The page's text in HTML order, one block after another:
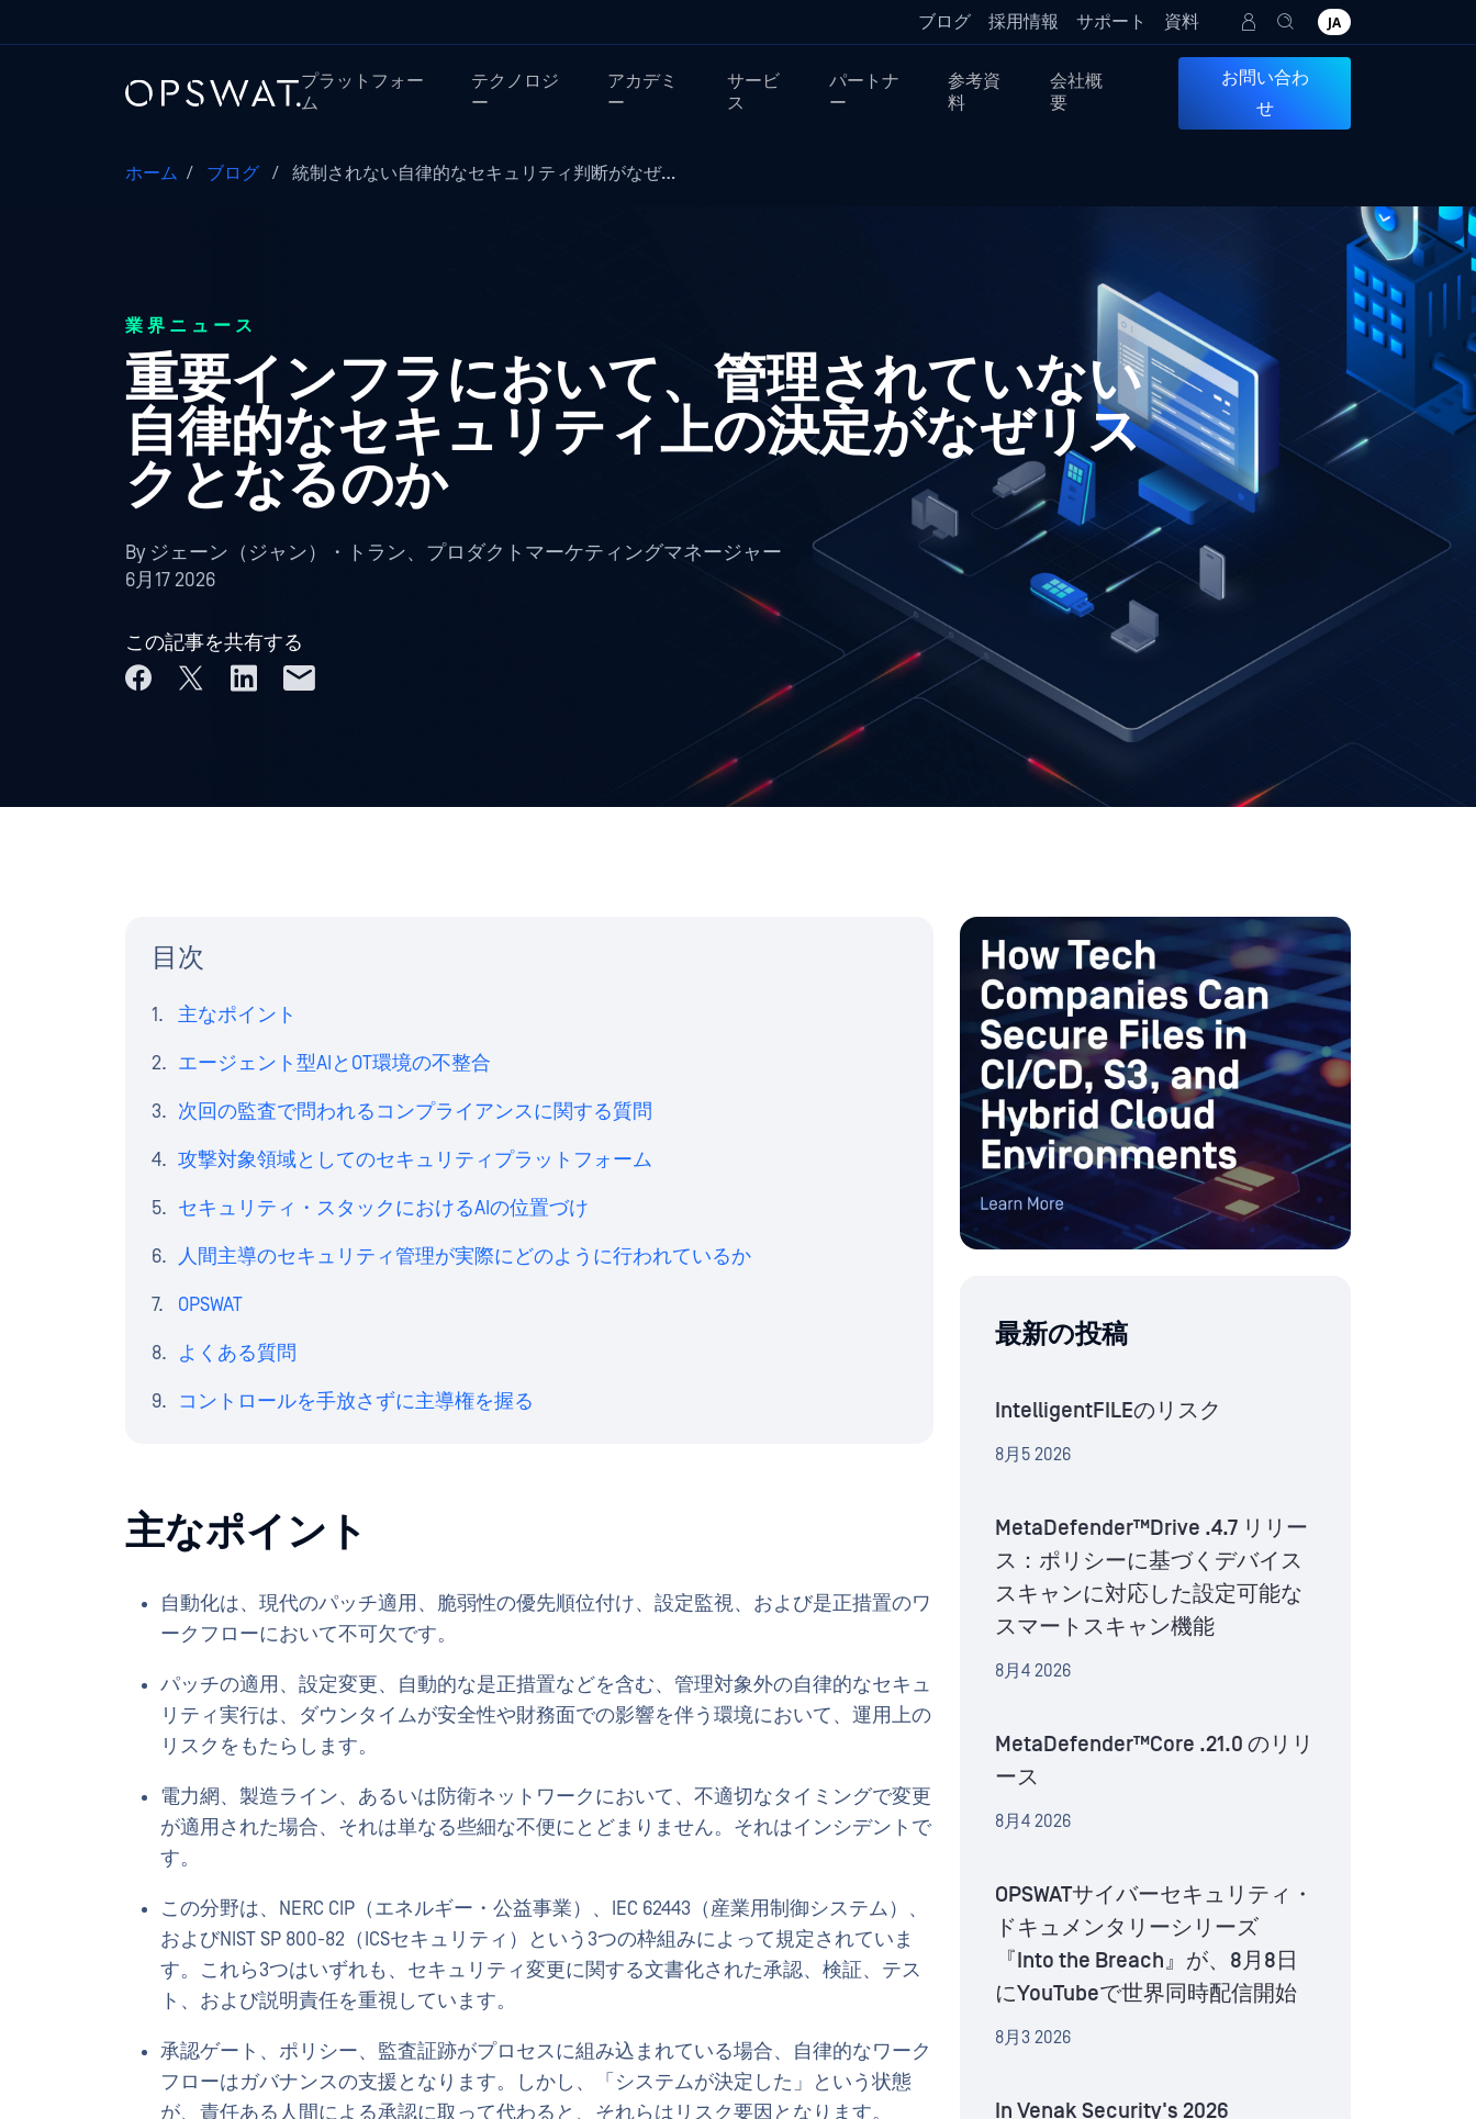
ブログ 採用情報 サポート 資料 JA
プラットフォー
ム
テクノロジ
ー
アカデミ
ー
サービ
ス
パートナ
ー
参考資
料
会社概
要
お問い合わ
せ
ホーム / ブログ / 統制されない自律的なセキュリティ判断がなぜ…
業界ニュース
重要インフラにおいて、管理されていない
自律的なセキュリティ上の決定がなぜリス
クとなるのか
By ジェーン（ジャン）・トラン、プロダクトマーケティングマネージャー
6月17 2026
この記事を共有する
目次
主なポイント
エージェント型AIとOT環境の不整合
次回の監査で問われるコンプライアンスに関する質問
攻撃対象領域としてのセキュリティプラットフォーム
セキュリティ・スタックにおけるAIの位置づけ
人間主導のセキュリティ管理が実際にどのように行われているか
OPSWAT
よくある質問
コントロールを手放さずに主導権を握る
主なポイント
自動化は、現代のパッチ適用、脆弱性の優先順位付け、設定監視、および是正措置のワ
ークフローにおいて不可欠です。
パッチの適用、設定変更、自動的な是正措置などを含む、管理対象外の自律的なセキュ
リティ実行は、ダウンタイムが安全性や財務面での影響を伴う環境において、運用上の
リスクをもたらします。
電力網、製造ライン、あるいは防衛ネットワークにおいて、不適切なタイミングで変更
が適用された場合、それは単なる些細な不便にとどまりません。それはインシデントで
す。
この分野は、NERC CIP（エネルギー・公益事業）、IEC 62443（産業用制御システム）、
およびNIST SP 800-82（ICSセキュリティ）という3つの枠組みによって規定されていま
す。これら3つはいずれも、セキュリティ変更に関する文書化された承認、検証、テス
ト、および説明責任を重視しています。
承認ゲート、ポリシー、監査証跡がプロセスに組み込まれている場合、自律的なワーク
フローはガバナンスの支援となります。しかし、「システムが決定した」という状態
が、責任ある人間による承認に取って代わると、それらはリスク要因となります。
最新の投稿
IntelligentFILEのリスク
8月5 2026
MetaDefender™Drive .4.7 リリー
ス：ポリシーに基づくデバイス
スキャンに対応した設定可能な
スマートスキャン機能
8月4 2026
MetaDefender™Core .21.0 のリリ
ース
8月4 2026
OPSWATサイバーセキュリティ・
ドキュメンタリーシリーズ
『Into the Breach』が、8月8日
にYouTubeで世界同時配信開始
8月3 2026
In Venak Security's 2026